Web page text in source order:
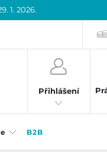
1. 2026.
Přihlášení
B2B